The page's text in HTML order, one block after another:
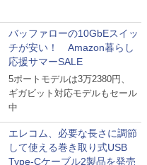
バッファローの10GbEスイッ
チが安い！ Amazon暮らし
応援サマーSALE
5ポートモデルは3万2380円、
ギガビット対応モデルもセール
中
エレコム、必要な長さに調節
して使える巻き取り式USB
Type-Cケーブル2製品を発売